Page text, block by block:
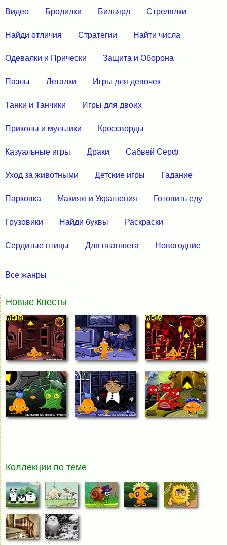
Видео Бродилки Бильярд Стрелялки
Найди отличия Стратегии Найти числа
Одевалки и Прически Защита и Оборона
Пазлы Леталки Игры для девочек
Танки и Танчики Игры для двоих
Приколы и мультики Кроссворды
Казуальные игры Драки Сабвей Серф
Уход за животными Детские игры Гадание
Парковка Макияж и Украшения Готовить еду
Грузовики Найди буквы Раскраски
Сердитые птицы Для планшета Новогодние
Все жанры
Новые Квесты
Коллекции по теме